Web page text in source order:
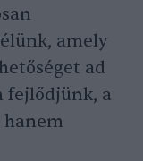
amely
ad
fejlődjünk, a